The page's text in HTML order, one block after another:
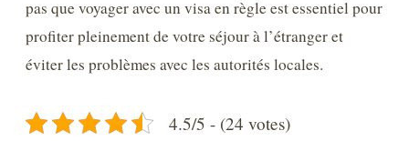
pas que voyager avec un visa en règle est essentiel pour
profiter pleinement de votre séjour à l’étranger et
éviter les problèmes avec les autorités locales.
4.5/5 - (24 votes)